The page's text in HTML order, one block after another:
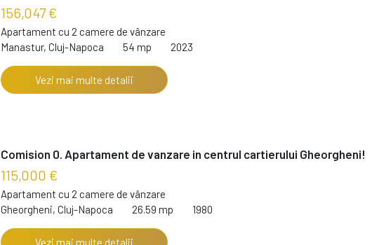
156,047 €
Apartament cu 2 camere de vânzare
Manastur, Cluj-Napoca
54 mp 2023
Vezi mai multe detalii
Comision 0. Apartament de vanzare in centrul cartierului Gheorgheni!
115,000 €
Apartament cu 2 camere de vânzare
Gheorgheni, Cluj-Napoca
26.59 mp 1980
Vezi mai multe detalii